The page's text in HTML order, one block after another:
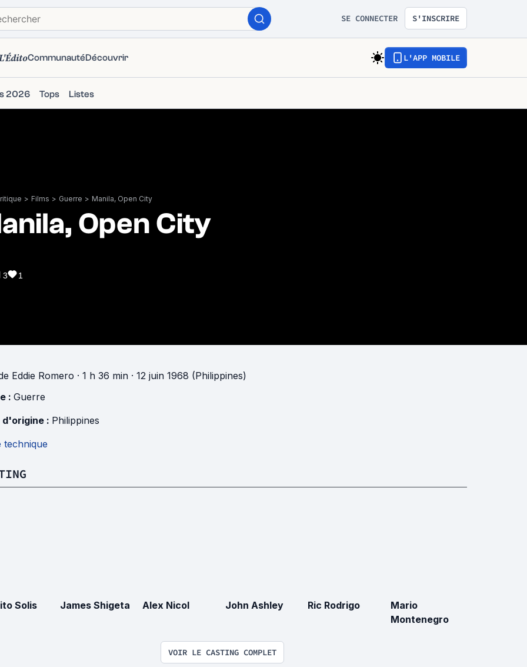
SE CONNECTER S'INSCRIRE
CommunautéDécouvrir L'APP MOBILE
2026 Tops Listes
> Films > Guerre > Manila, Open City
Open City
3 1
Eddie Romero · 1 h 36 min · 12 juin 1968 (Philippines)
: Guerre
d'origine : Philippines
technique
Solis James Shigeta Alex Nicol John Ashley Ric Rodrigo
Mario
Montenegro
VOIR LE CASTING COMPLET